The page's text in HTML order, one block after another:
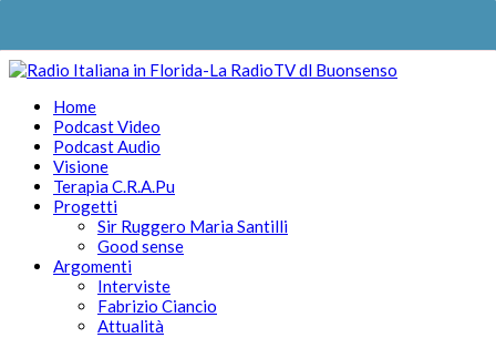
Home
Podcast Video
Podcast Audio
Visione
Terapia C.R.A.Pu
Progetti
Sir Ruggero Maria Santilli
Good sense
Argomenti
Interviste
Fabrizio Ciancio
Attualità